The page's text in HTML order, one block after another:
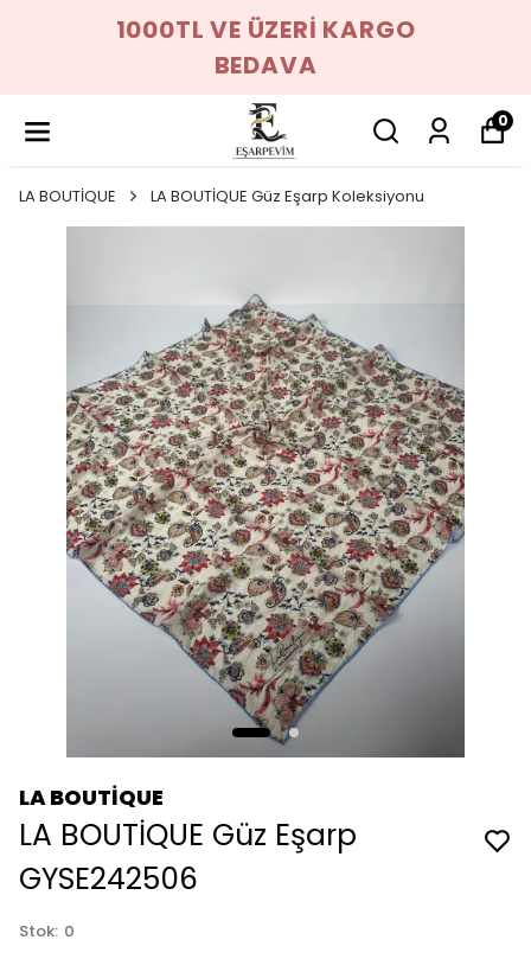
1000TL VE ÜZERİ KARGO
BEDAVA
0
LA BOUTİQUE LA BOUTİQUE Güz Eşarp Koleksiyonu
LA BOUTİQUE
LA BOUTİQUE Güz Eşarp
GYSE242506
Stok: 0